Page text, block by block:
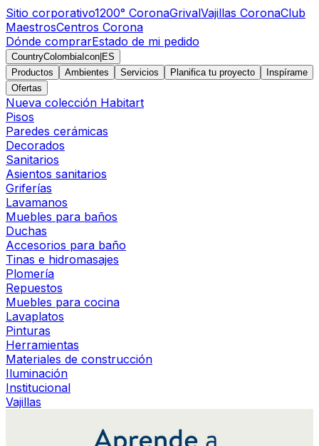
Sitio corporativo1200° CoronaGrivalVajillas CoronaClub
MaestrosCentros Corona
Dónde comprarEstado de mi pedido
CountryColombiaIcon ES
Productos
Ambientes Servicios Planifica tu proyecto
Inspírame
Ofertas
Nueva colección Habitart
Pisos
Paredes cerámicas
Decorados
Sanitarios
Asientos sanitarios
Griferías
Lavamanos
Muebles para baños
Duchas
Accesorios para baño
Tinas e hidromasajes
Plomería
Repuestos
Muebles para cocina
Lavaplatos
Pinturas
Herramientas
Materiales de construcción
Iluminación
Institucional
Vajillas